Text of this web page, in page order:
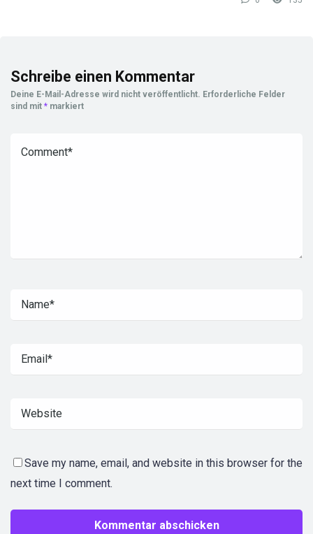
Schreibe einen Kommentar
Deine E-Mail-Adresse wird nicht veröffentlicht. Erforderliche Felder
sind mit * markiert
Save my name, email, and website in this browser for the
next time I comment.